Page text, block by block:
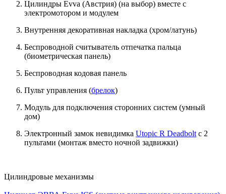
Цилиндры Evva (Австрия) (на выбор) вместе с
электромотором и модулем
Внутренняя декоративная накладка (хром/латунь)
Беспроводной считыватель отпечатка пальца
(биометрическая панель)
Беспроводная кодовая панель
Пульт управления (брелок)
Модуль для подключения сторонних систем (умный
дом)
Электронный замок невидимка Utopic R Deadbolt с 2
пультами (монтаж вместо ночной задвижки)
Цилиндровые механизмы